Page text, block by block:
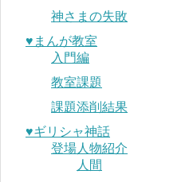
神さまの失敗
♥︎まんが教室
入門編
教室課題
課題添削結果
♥︎ギリシャ神話
登場人物紹介
人間